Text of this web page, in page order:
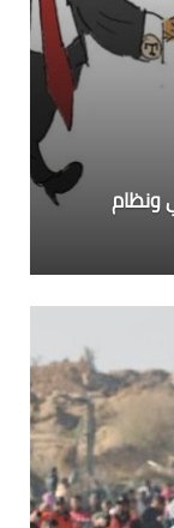
ونظام